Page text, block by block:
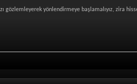
gözlemleyerek yönlendirmeye başlamalıyız, zira